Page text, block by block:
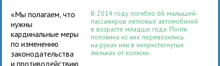
В 2014 году погибло 66 малышей-
пассажиров легковых автомобилей
в возрасте младше года. Почти
половина из них перевозились
на руках или в непристегнутых
люльках от коляски.
«Мы полагаем, что
нужны
кардинальные меры
по изменению
законодательства
и противодействию